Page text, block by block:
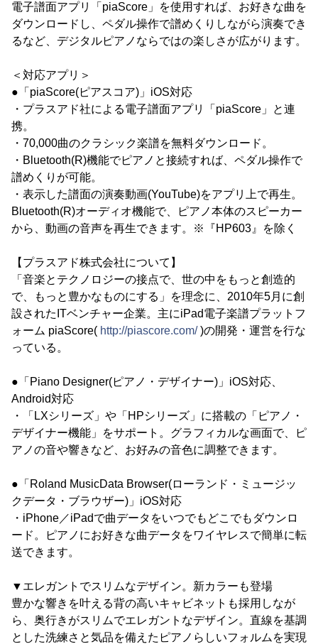
電子譜面アプリ「piaScore」を使用すれば、お好きな曲を
ダウンロードし、ペダル操作で譜めくりしながら演奏でき
るなど、デジタルピアノならではの楽しさが広がります。
＜対応アプリ＞
●「piaScore(ピアスコア)」iOS対応
・プラスアド社による電子譜面アプリ「piaScore」と連
携。
・70,000曲のクラシック楽譜を無料ダウンロード。
・Bluetooth(R)機能でピアノと接続すれば、ペダル操作で
譜めくりが可能。
・表示した譜面の演奏動画(YouTube)をアプリ上で再生。
Bluetooth(R)オーディオ機能で、ピアノ本体のスピーカー
から、動画の音声を再生できます。※『HP603』を除く
【プラスアド株式会社について】
「音楽とテクノロジーの接点で、世の中をもっと創造的
で、もっと豊かなものにする」を理念に、2010年5月に創
設されたITベンチャー企業。主にiPad電子楽譜プラットフ
ォーム piaScore( http://piascore.com/)の開発・運営を行な
っている。
●「Piano Designer(ピアノ・デザイナー)」iOS対応、
Android対応
・「LXシリーズ」や「HPシリーズ」に搭載の「ピアノ・
デザイナー機能」をサポート。グラフィカルな画面で、ピ
アノの音や響きなど、お好みの音色に調整できます。
●「Roland MusicData Browser(ローランド・ミュージッ
クデータ・ブラウザー)」iOS対応
・iPhone／iPadで曲データをいつでもどこでもダウンロ
ード。ピアノにお好きな曲データをワイヤレスで簡単に転
送できます。
▼エレガントでスリムなデザイン。新カラーも登場
豊かな響きを叶える背の高いキャビネットも採用しなが
ら、奥行きがスリムでエレガントなデザイン。直線を基調
とした洗練さと気品を備えたピアノらしいフォルムを実現